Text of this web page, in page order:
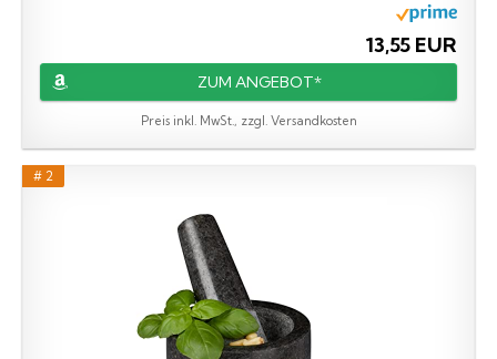
13,55 EUR
ZUM ANGEBOT*
Preis inkl. MwSt., zzgl. Versandkosten
# 2